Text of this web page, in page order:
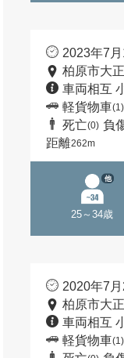
2023年7
柏原市大
車両相互
軽貨物車(1)
死亡(0) 負
距離262m
25～34歳
他
2020年7
柏原市大
車両相互
軽貨物車(1)